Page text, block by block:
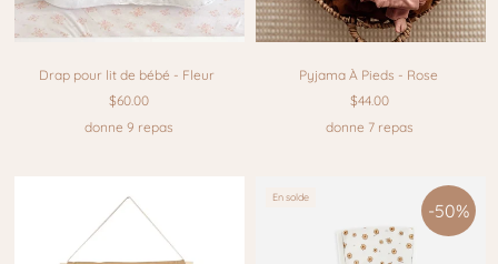
Drap pour lit de bébé - Fleur
$60.00
donne 9 repas
Pyjama À Pieds - Rose
$44.00
donne 7 repas
En solde
-50%